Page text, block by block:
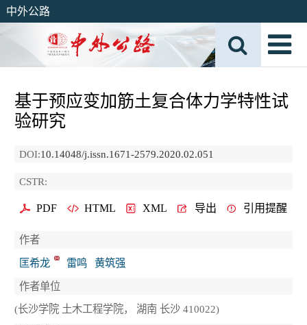
中外公路
基于预应变加筋土复合体力学特性试
验研究
DOI:10.14048/j.issn.1671-2579.2020.02.051
CSTR:
PDF HTML XML 导出 引用提醒
作者
匡希龙
雷鸣
黄筑强
作者单位
(长沙学院 土木工程学院， 湖南 长沙 410022)